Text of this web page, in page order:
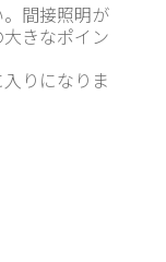
間接照明が
きなポイン
りになりま